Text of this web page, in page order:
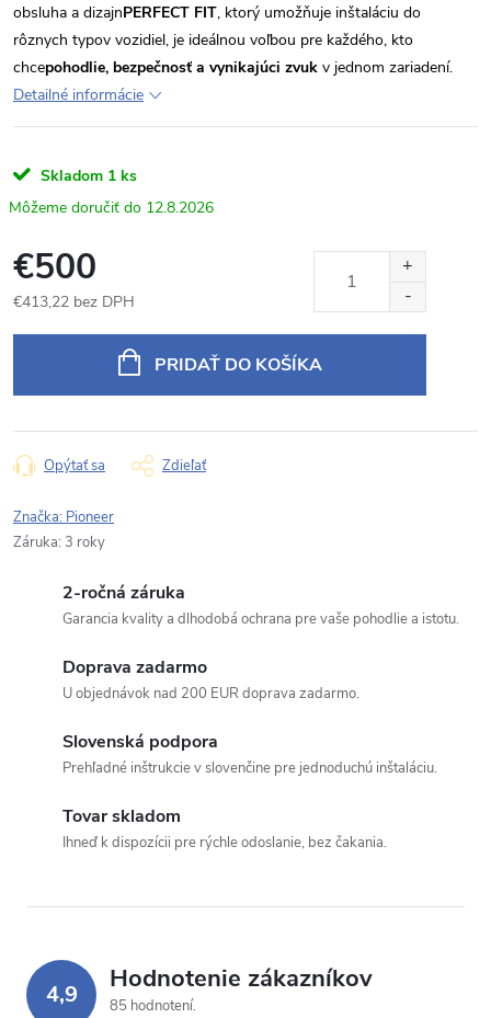
obsluha a dizajnPERFECT FIT, ktorý umožňuje inštaláciu do
rôznych typov vozidiel, je ideálnou voľbou pre každého, kto
chcepohodlie, bezpečnosť a vynikajúci zvuk v jednom zariadení.
Detailné informácie
Skladom 1 ks
12.8.2026
€500
€413,22 bez DPH
PRIDAŤ DO KOŠÍKA
Opýtať sa Zdieľať
Značka: Pioneer
Záruka: 3 roky
2-ročná záruka
Garancia kvality a dlhodobá ochrana pre vaše pohodlie a istotu.
Doprava zadarmo
U objednávok nad 200 EUR doprava zadarmo.
Slovenská podpora
Prehľadné inštrukcie v slovenčine pre jednoduchú inštaláciu.
Tovar skladom
Ihneď k dispozícii pre rýchle odoslanie, bez čakania.
4,9 Hodnotenie zákazníkov
85 hodnotení